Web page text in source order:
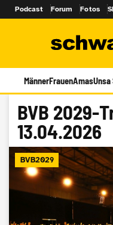
Podcast Forum Fotos
MännerFrauenAmasUnsa
BVB 2029-
13.04.2026
BVB2029